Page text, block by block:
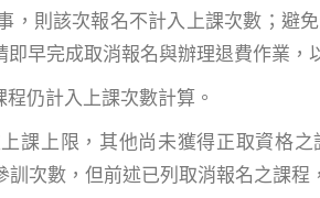
，則該次報名不計入上課次數；避
早完成取消報名與辦理退費作業，
仍計入上課次數計算。
課上限，其他尚未獲得正取資格
次數，但前述已列取消報名之課程